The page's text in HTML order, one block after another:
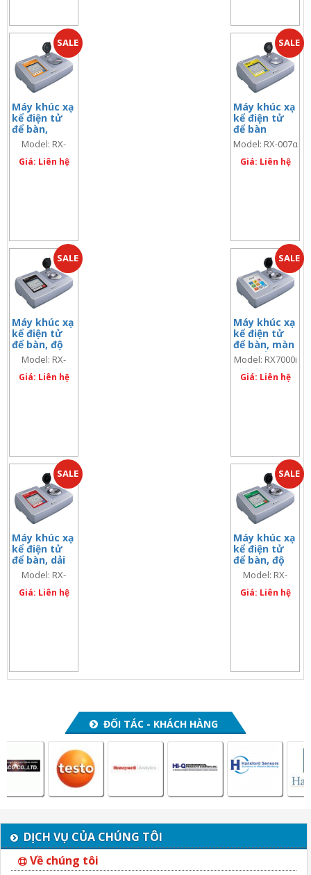
SALE
Máy khúc xạ
kể điện tử
để bàn,
chính xác:
Brix ± 0.03%/
nD: ± 0.00004
Model: RX-
5000α–Bev
Giá: Liên hệ
SALE
Máy khúc xạ
kể điện tử
để bàn
Model: RX-007α
(code: 3921)
Giá: Liên hệ
SALE
Máy khúc xạ
kể điện tử
để bàn, độ
chính xác:
Brix ±0.010/
nD ±0.00002
Model: RX-
5000α-Plus
Giá: Liên hệ
SALE
Máy khúc xạ
kể điện tử
để bàn, màn
hình cảm
ứng, dải
nhiệt độ: 5 ÷
Model: RX7000i
(code: 3279)
Giá: Liên hệ
SALE
Máy khúc xạ
kể điện tử
để bàn, dải
nhiệt độ: 5 ÷
70 độ C
Model: RX-
7000α (Code:
Giá: Liên hệ
SALE
Máy khúc xạ
kể điện tử
để bàn, độ
chính xác
cao
Model: RX-
9000α (code:
Giá: Liên hệ
ĐỐI TÁC - KHÁCH HÀNG
DỊCH VỤ CỦA CHÚNG TÔI
Về chúng tôi